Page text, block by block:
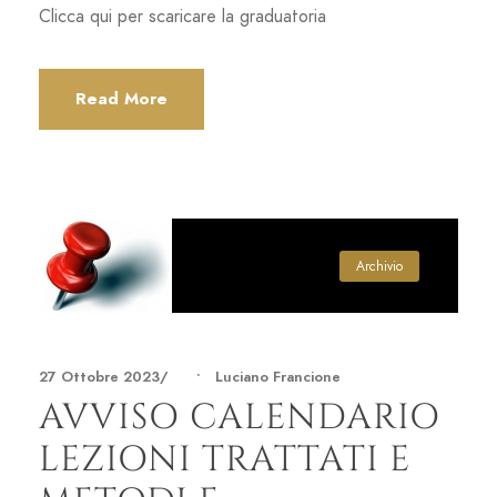
Clicca qui per scaricare la graduatoria
Read More
Archivio
27 Ottobre 2023 • Luciano Francione
AVVISO CALENDARIO
LEZIONI TRATTATI E